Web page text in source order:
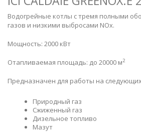
Водогрейные котлы с тремя полными
газов и низкими выбросами NOx.
Мощность: 2000 кВт
Отапливаемая площадь: до 20000 м2
Предназначен для работы на
Природный газ
Сжиженный газ
Дизельное топливо
Мазут